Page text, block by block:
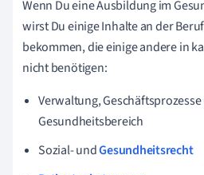
Wenn Du eine Ausbildung im
wirst Du einige Inhalte an der
bekommen, die einige andere in
nicht benötigen:
Verwaltung,
Gesundheitsbereich
Sozial- undGesundheitsrecht